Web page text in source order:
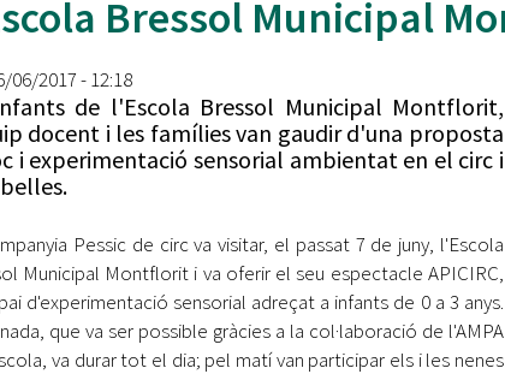
Oberta la convocatòria d'Ajuts per a l'autoocupació
jove 2026
Cerdanyola opta a més de 5 milions d'euros del Pla de
Barris per transformar les Fontetes, Quatre Cantons i
l'entorn de l'avinguda Catalunya
El FIT presenta el cartell de la seva 16a edició i dona el
L’Ajuntament reparteix ulleres gratuïtes per veure
l'eclipsi solar
Bressol Municipal
06/2017 - 12:18
de l'Escola Bressol Municipal Montflorit,
docent i les famílies van gaudir d'una proposta
i experimentació sensorial ambientat en el circ i
Pessic de circ va visitar, el passat 7 de juny, l'Escola
Municipal Montflorit i va oferir el seu espectacle APICIRC,
d'experimentació sensorial adreçat a infants de 0 a 3 anys.
que va ser possible gràcies a la col·laboració de l'AMPA
va durar tot el dia; pel matí van participar els i les nenes